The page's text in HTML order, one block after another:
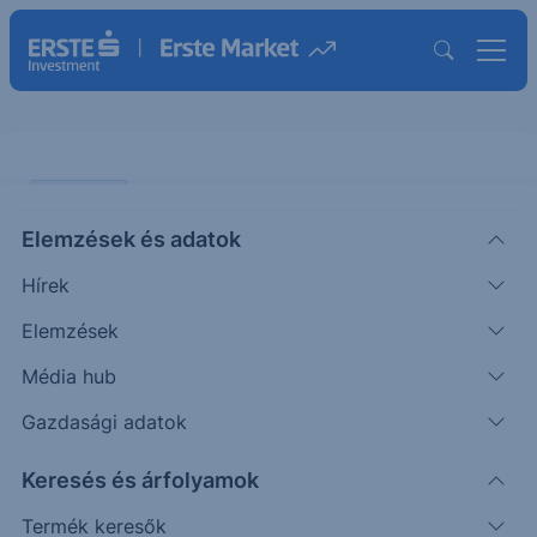
Elemzések és adatok
Hírek
Elemzések
Média hub
Gazdasági adatok
Keresés és árfolyamok
Termék keresők
nettó eredmény felülmúlta a
várakozásokat, de az árbevétel
visszaesett
ERSTE REGGELI